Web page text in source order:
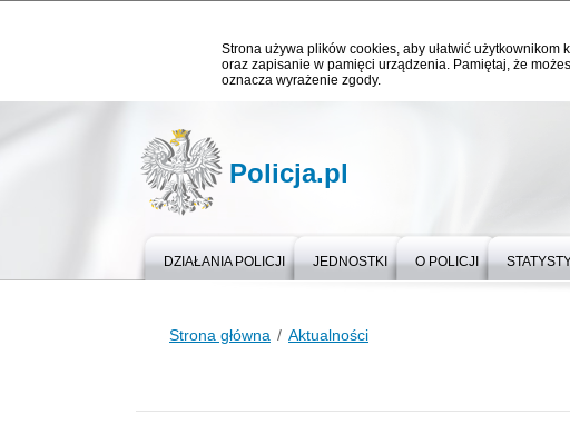
Strona używa plików cookies, aby ułatwić
oraz zapisanie w pamięci urządzenia. Pamiętaj, że
oznacza wyrażenie zgody.
Policja.pl
DZIAŁANIA POLICJI JEDNOSTKI O POLICJI
Strona główna Aktualności